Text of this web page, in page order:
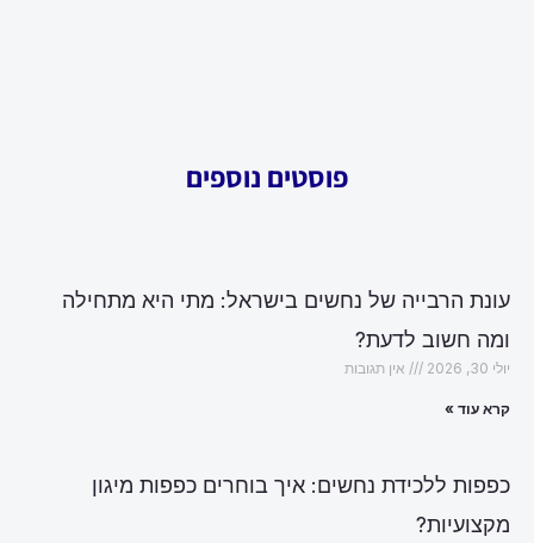
פוסטים נוספים
עונת הרבייה של נחשים בישראל: מתי היא מתחילה
ומה חשוב לדעת?
יולי 30, 2026 אין תגובות
קרא עוד »
כפפות ללכידת נחשים: איך בוחרים כפפות מיגון
מקצועיות?